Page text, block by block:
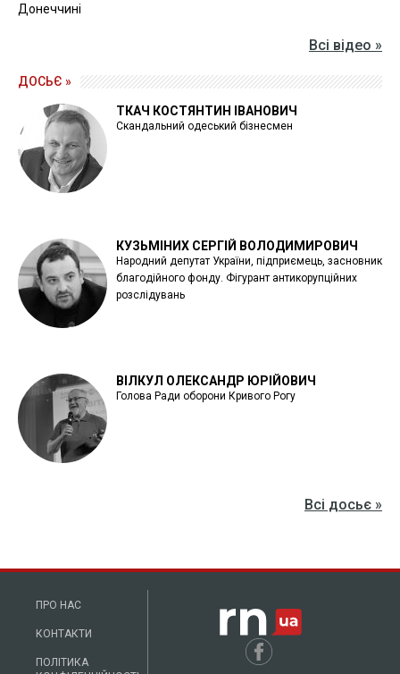
Донеччині
Всі відео »
ДОСЬЄ »
ТКАЧ КОСТЯНТИН ІВАНОВИЧ
Скандальний одеський бізнесмен
КУЗЬМІНИХ СЕРГІЙ ВОЛОДИМИРОВИЧ
Народний депутат України, підприємець, засновник
благодійного фонду. Фігурант антикорупційних
розслідувань
ВІЛКУЛ ОЛЕКСАНДР ЮРІЙОВИЧ
Голова Ради оборони Кривого Рогу
Всі досьє »
ПРО НАС
КОНТАКТИ
ПОЛІТИКА